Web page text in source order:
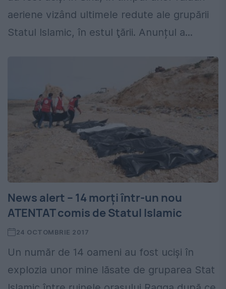
aeriene vizând ultimele redute ale grupării
Statul Islamic, în estul ţării. Anunțul a...
News alert – 14 morți într-un nou
ATENTAT comis de Statul Islamic
24 OCTOMBRIE 2017
Un număr de 14 oameni au fost ucişi în
explozia unor mine lăsate de gruparea Stat